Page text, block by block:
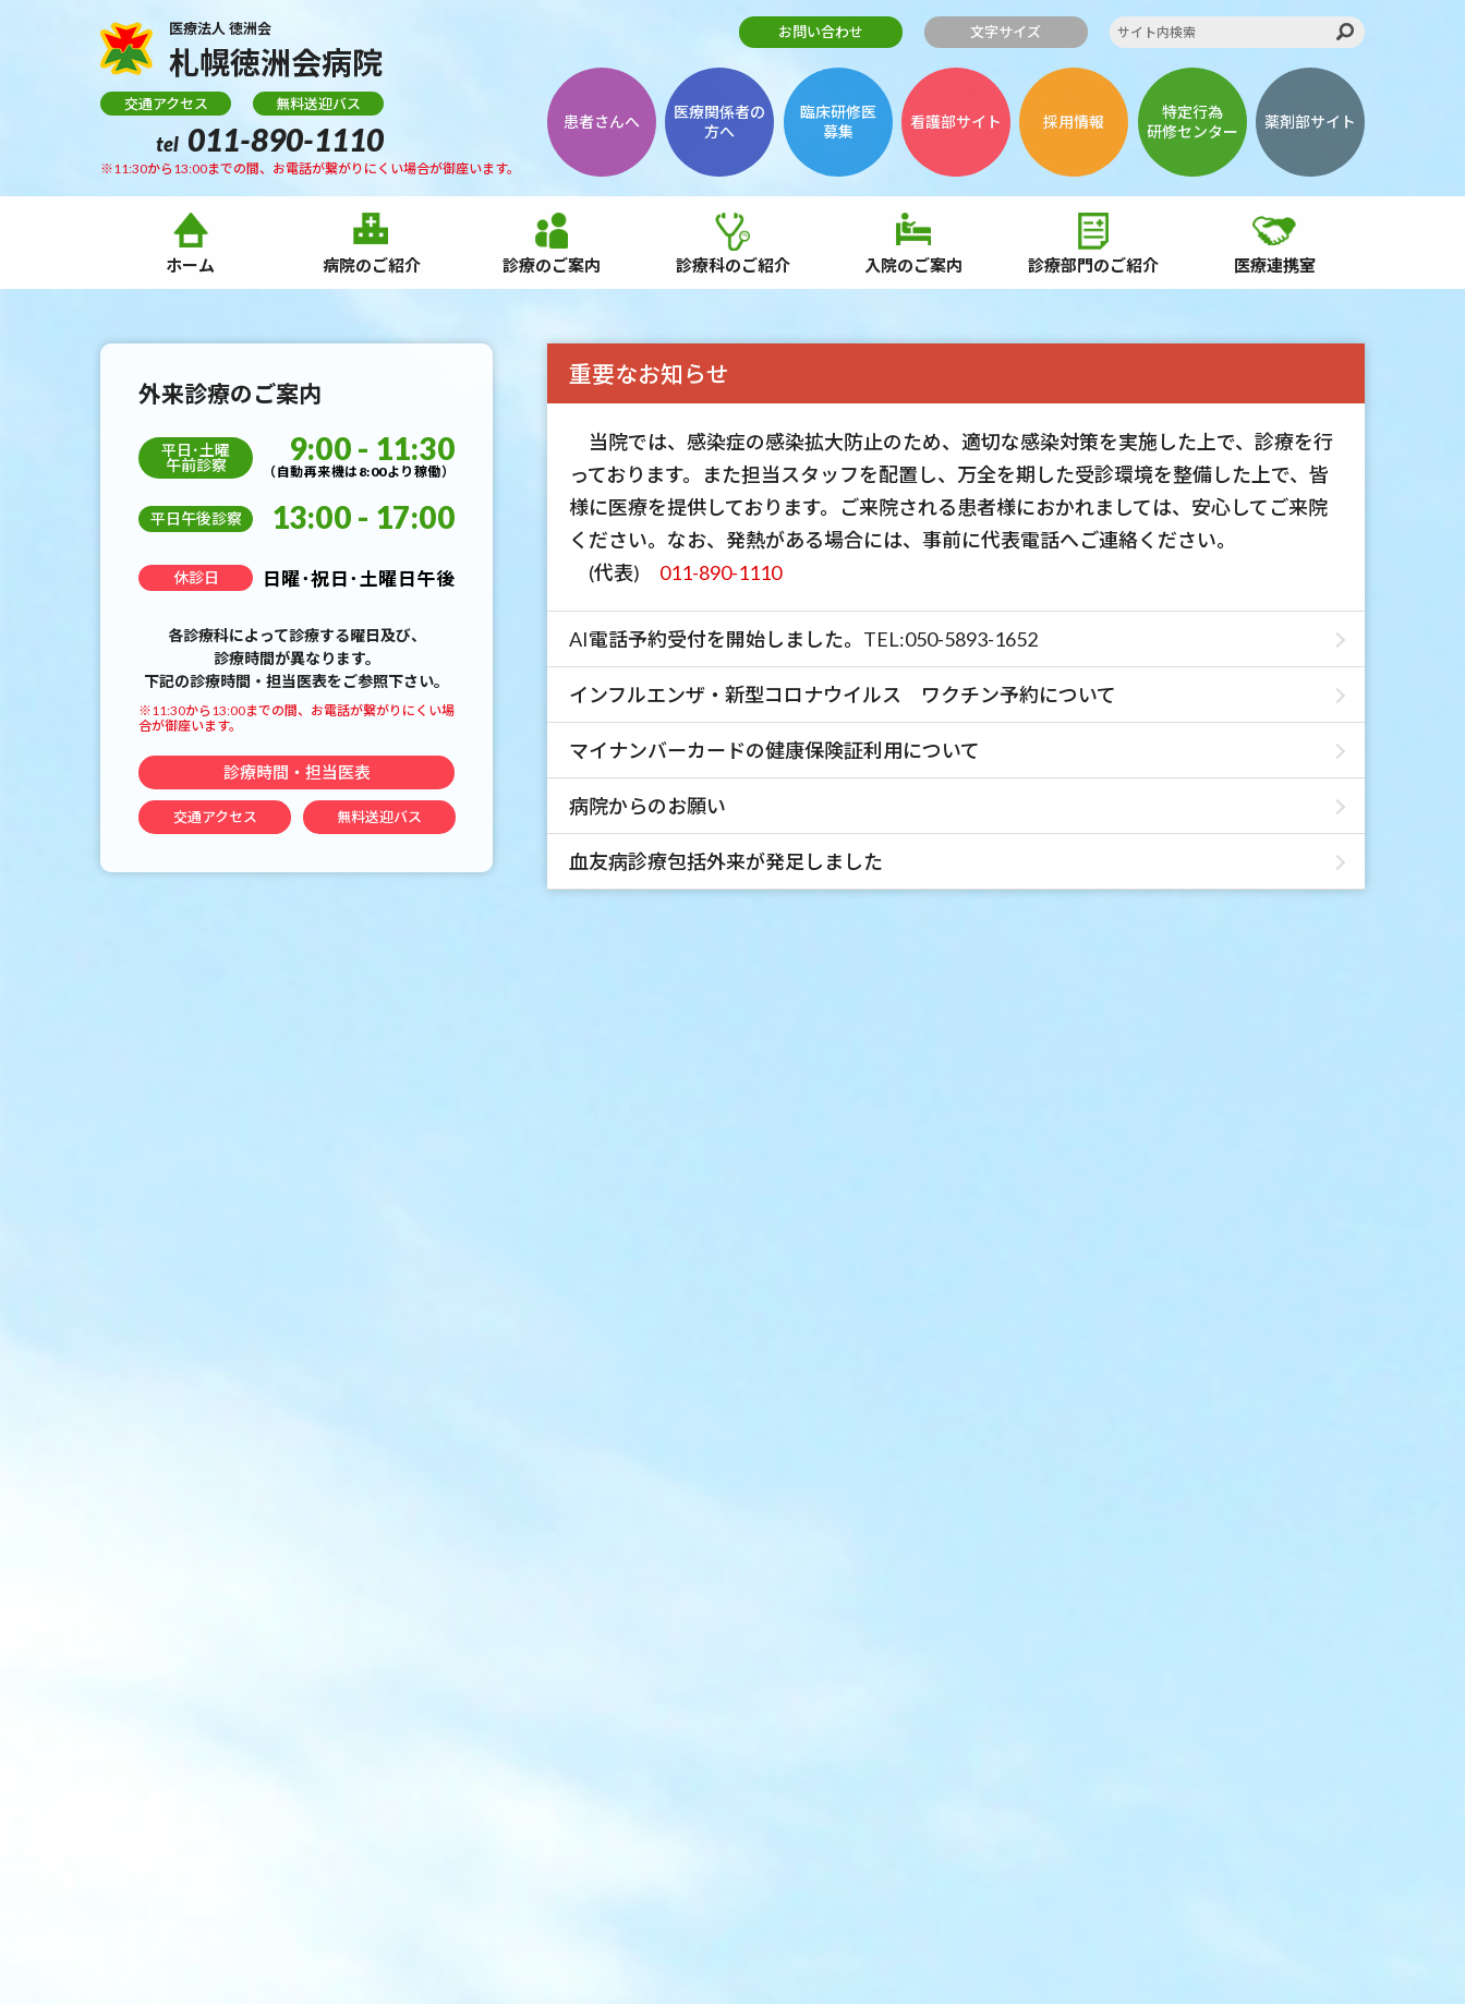
医療法人 徳洲会
札幌徳洲会病院
交通アクセス 無料送迎バス
tel 011-890-1110
※11:30から13:00までの間、お電話が繋がりにくい場合が御座います。
お問い合わせ 文字サイズ
患者さんへ
医療関係者の
方へ
臨床研修医
募集
看護部サイト 採用情報
特定行為
研修センター
薬剤部サイト
ホーム 病院のご紹介 診療のご案内 診療科のご紹介 入院のご案内 診療部門のご紹介 医療連携室
外来診療のご案内
平日･土曜
午前診察
9:00 - 11:30
（自動再来機は8:00より稼働）
平日午後診察 13:00 - 17:00
休診日 日曜･祝日･土曜日午後
各診療科によって診療する曜日及び、
診療時間が異なります。
下記の診療時間・担当医表をご参照下さい。
※11:30から13:00までの間、お電話が繋がりにくい場
合が御座います。
診療時間・担当医表
交通アクセス 無料送迎バス
重要なお知らせ
当院では、感染症の感染拡大防止のため、適切な感染対策を実施した上で、診療を行
っております。また担当スタッフを配置し、万全を期した受診環境を整備した上で、皆
様に医療を提供しております。ご来院される患者様におかれましては、安心してご来院
ください。なお、発熱がある場合には、事前に代表電話へご連絡ください。
(代表) 011-890-1110
AI電話予約受付を開始しました。TEL:050-5893-1652
インフルエンザ・新型コロナウイルス ワクチン予約について
マイナンバーカードの健康保険証利用について
病院からのお願い
血友病診療包括外来が発足しました